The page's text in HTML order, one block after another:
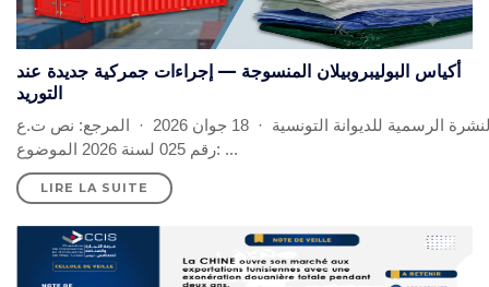
أكياس البوليبروبيلان المنسوجة — إجراءات جمركية جديدة عند
التوريد
النشرة الرسمية للديوانة التونسية · 18 جوان 2026 · المرجع: نص ت.ع
رقم 025 لسنة 2026 الموضوع: ...
LIRE LA SUITE